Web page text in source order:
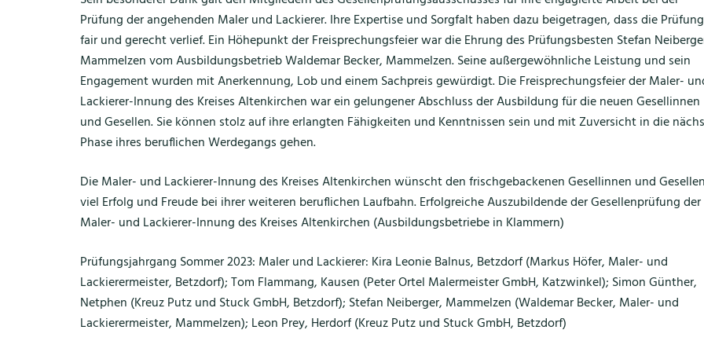
Prüfung der angehenden Maler und Lackierer. Ihre Expertise und Sorgfalt haben dazu beigetragen, dass die Prüfung
fair und gerecht verlief. Ein Höhepunkt der Freisprechungsfeier war die Ehrung des Prüfungsbesten Stefan
Mammelzen vom Ausbildungsbetrieb Waldemar Becker, Mammelzen. Seine außergewöhnliche Leistung und sein
Engagement wurden mit Anerkennung, Lob und einem Sachpreis gewürdigt. Die Freisprechungsfeier der Maler-
Lackierer-Innung des Kreises Altenkirchen war ein gelungener Abschluss der Ausbildung für die neuen Gesellinnen
und Gesellen. Sie können stolz auf ihre erlangten Fähigkeiten und Kenntnissen sein und mit Zuversicht in die
Phase ihres beruflichen Werdegangs gehen.
Die Maler- und Lackierer-Innung des Kreises Altenkirchen wünscht den frischgebackenen Gesellinnen und Gesellen
viel Erfolg und Freude bei ihrer weiteren beruflichen Laufbahn. Erfolgreiche Auszubildende der Gesellenprüfung der
Maler- und Lackierer-Innung des Kreises Altenkirchen (Ausbildungsbetriebe in Klammern)
Prüfungsjahrgang Sommer 2023: Maler und Lackierer: Kira Leonie Balnus, Betzdorf (Markus Höfer, Maler- und
Lackierermeister, Betzdorf); Tom Flammang, Kausen (Peter Ortel Malermeister GmbH, Katzwinkel); Simon Günther,
Netphen (Kreuz Putz und Stuck GmbH, Betzdorf); Stefan Neiberger, Mammelzen (Waldemar Becker, Maler- und
Lackierermeister, Mammelzen); Leon Prey, Herdorf (Kreuz Putz und Stuck GmbH, Betzdorf)